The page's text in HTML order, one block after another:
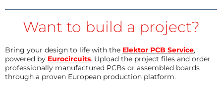
Want to build a project?
Bring your design to life with the Elektor PCB Service,
powered by Eurocircuits. Upload the project files and order
professionally manufactured PCBs or assembled boards
through a proven European production platform.